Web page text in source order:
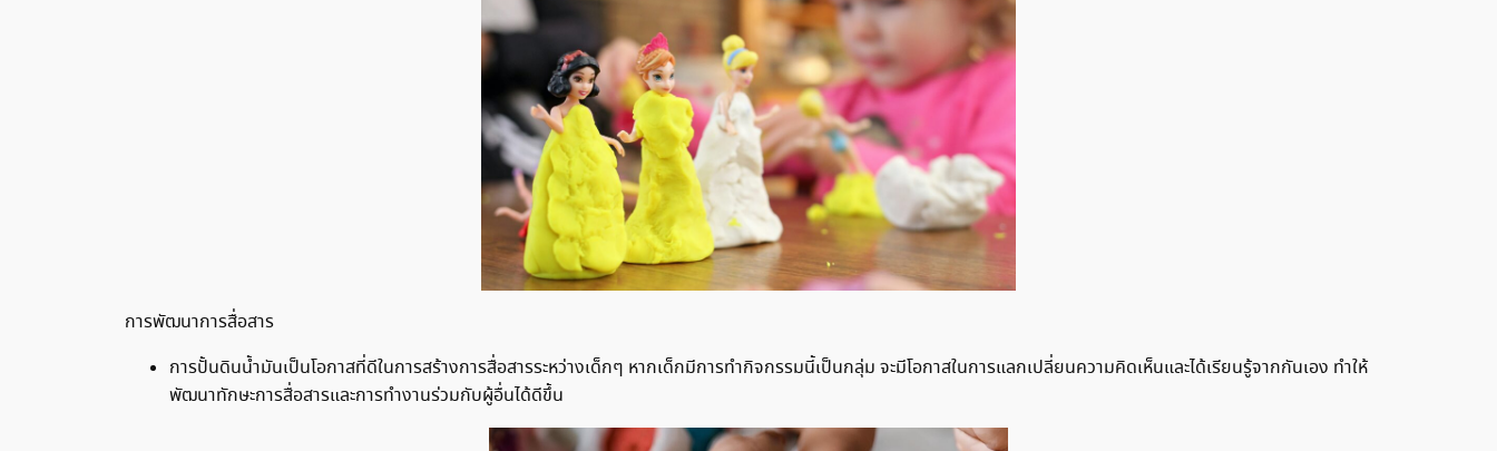
การพัฒนาการสื่อสาร
การปั้นดินน้ำมันเป็นโอกาสที่ดีในการสร้างการสื่อสารระหว่างเด็กๆ หากเด็กมีการทำกิจกรรมนี้เป็นกลุ่ม จะมีโอกาสในการแลกเปลี่ยนความคิดเห็นและได้เรียนรู้จากกันเอง ทำให้
พัฒนาทักษะการสื่อสารและการทำงานร่วมกับผู้อื่นได้ดีขึ้น